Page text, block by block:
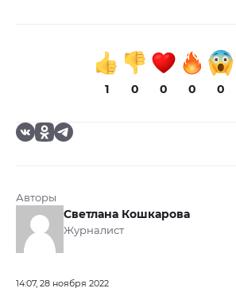
1 0 0 0 0
Авторы
Светлана Кошкарова
Журналист
14:07, 28 ноября 2022